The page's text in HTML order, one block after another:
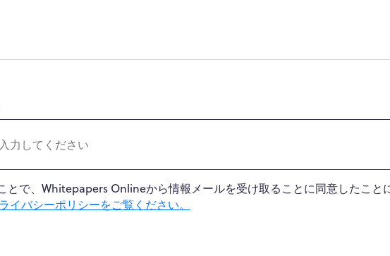
とで、Whitepapers Onlineから情報メールを受け取ることに同意したこと
イバシーポリシーをご覧ください。